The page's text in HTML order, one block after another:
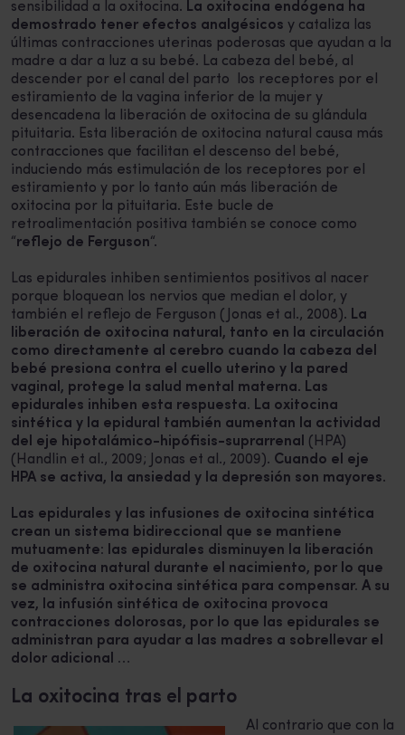
sensibilidad a la oxitocina. La oxitocina endógena ha
demostrado tener efectos analgésicos y cataliza las
últimas contracciones uterinas poderosas que ayudan a la
madre a dar a luz a su bebé. La cabeza del bebé, al
descender por el canal del parto los receptores por el
estiramiento de la vagina inferior de la mujer y
desencadena la liberación de oxitocina de su glándula
pituitaria. Esta liberación de oxitocina natural causa más
contracciones que facilitan el descenso del bebé,
induciendo más estimulación de los receptores por el
estiramiento y por lo tanto aún más liberación de
oxitocina por la pituitaria. Este bucle de
retroalimentación positiva también se conoce como
“reflejo de Ferguson“.
Las epidurales inhiben sentimientos positivos al nacer
porque bloquean los nervios que median el dolor, y
también el reflejo de Ferguson (Jonas et al., 2008). La
liberación de oxitocina natural, tanto en la circulación
como directamente al cerebro cuando la cabeza del
bebé presiona contra el cuello uterino y la pared
vaginal, protege la salud mental materna. Las
epidurales inhiben esta respuesta. La oxitocina
sintética y la epidural también aumentan la actividad
del eje hipotalámico-hipófisis-suprarrenal
(HPA)
(Handlin et al., 2009; Jonas et al., 2009). Cuando el eje
HPA se activa, la ansiedad y la depresión son mayores.
Las epidurales y las infusiones de oxitocina sintética
crean un sistema bidireccional que se mantiene
mutuamente: las epidurales disminuyen la liberación
de oxitocina natural durante el nacimiento, por lo que
se administra oxitocina sintética para compensar. A su
vez, la infusión sintética de oxitocina provoca
contracciones dolorosas, por lo que las epidurales se
administran para ayudar a las madres a sobrellevar el
dolor adicional …
La oxitocina tras el parto
Al contrario que con la